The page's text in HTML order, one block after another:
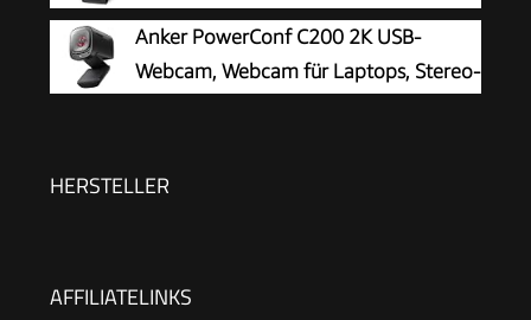
Geräuschunterdrückung, USB Webcam
Autofokus Streaming Kamera für PC Laptop für
Live-Streaming Videoanruf Konferenz Online-
Anker PowerConf C200 2K USB-
Webcam, Webcam für Laptops, Stereo-
HERSTELLER
AFFILIATELINKS